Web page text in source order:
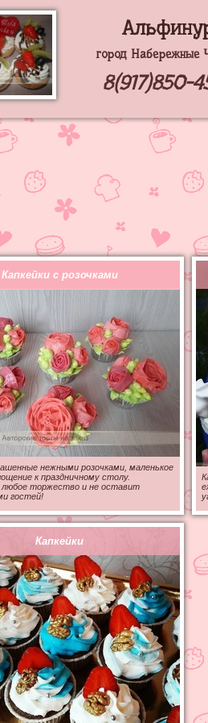
город Набережные
8(917)850-
Капкейки с розочками
нежными розочками, маленькое
к праздничному столу.
любое торжество и не оставит
гостей!
Капкейки